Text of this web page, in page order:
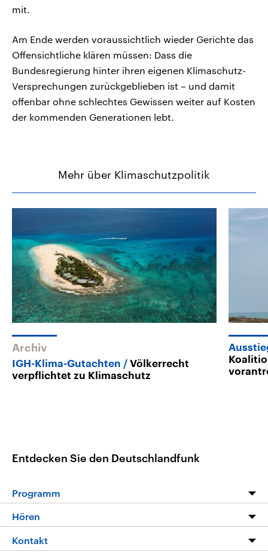
mit.
Am Ende werden voraussichtlich wieder Gerichte das
Offensichtliche klären müssen: Dass die
Bundesregierung hinter ihren eigenen Klimaschutz-
Versprechungen zurückgeblieben ist – und damit
offenbar ohne schlechtes Gewissen weiter auf Kosten
der kommenden Generationen lebt.
Mehr über Klimaschutzpolitik
Archiv
IGH-Klima-Gutachten
Völkerrecht
verpflichtet zu Klimaschutz
Entdecken Sie den Deutschlandfunk
Programm
Programm
Die Nachrichten
Hören
Livestream
Kontakt